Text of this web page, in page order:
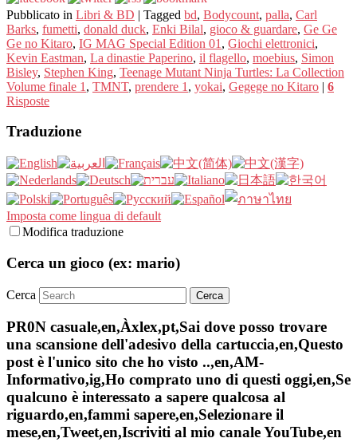
Pubblicato in Libri & BD | Tagged bd, Bodycount, palla, Carl
Barks, fumetti, donald duck, Enki Bilal, gioco & guardare, Ge Ge
Ge no Kitaro, IG MAG Special Edition 01 , Giochi elettronici,
Kevin Eastman, La dinastie Paperino, il flagello, moebius, Simon
Bisley, Stephen King, Teenage Mutant Ninja Turtles: La Collection
Volume finale 1 , TMNT, prendere 1 , yokai, Gegege no Kitaro | 6
Risposte
Traduzione
Imposta come lingua di default
Modifica traduzione
Cerca un gioco (ex: mario)
Cerca
PR0N casuale,en,Àxlex,pt,Sai dove posso trovare
una scansione dell'adesivo della cartuccia,en,Questo
post è l'unico sito che ho visto ..,en,AM-
Informativo,ig,Ho comprato uno di questi oggi,en,Se
qualcuno è interessato a sapere qualcosa al
riguardo,en,fammi sapere,en,Selezionare il
mese,en,Tweet,en,Iscriviti al mio canale YouTube,en